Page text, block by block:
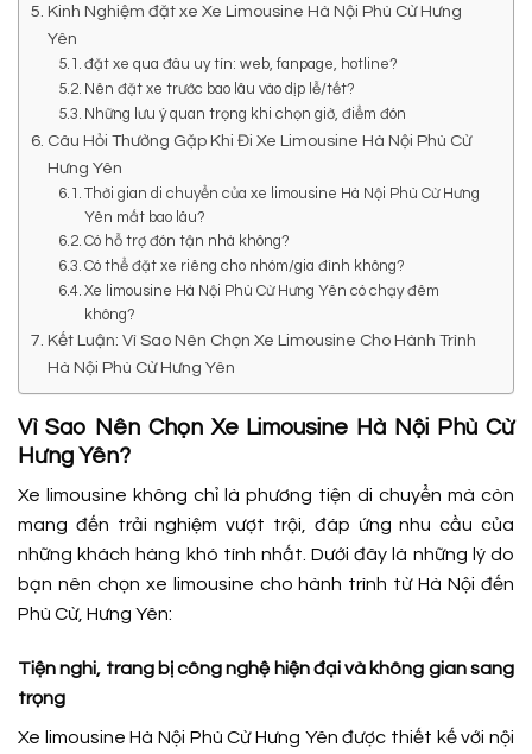
Kinh Nghiệm đặt xe Xe Limousine Hà Nội Phù Cừ Hưng
Yên
đặt xe qua đâu uy tín: web, fanpage, hotline?
Nên đặt xe trước bao lâu vào dịp lễ/tết?
Những lưu ý quan trọng khi chọn giờ, điểm đón
Câu Hỏi Thường Gặp Khi Đi Xe Limousine Hà Nội Phù Cừ
Hưng Yên
Thời gian di chuyển của xe limousine Hà Nội Phù Cừ Hưng
Yên mất bao lâu?
Có hỗ trợ đón tận nhà không?
Có thể đặt xe riêng cho nhóm/gia đình không?
Xe limousine Hà Nội Phù Cừ Hưng Yên có chạy đêm
không?
Kết Luận: Vì Sao Nên Chọn Xe Limousine Cho Hành Trình
Hà Nội Phù Cừ Hưng Yên
Vì Sao Nên Chọn Xe Limousine Hà Nội Phù Cừ
Hưng Yên?
Xe limousine không chỉ là phương tiện di chuyển mà còn
mang đến trải nghiệm vượt trội, đáp ứng nhu cầu của
những khách hàng khó tính nhất. Dưới đây là những lý do
bạn nên chọn xe limousine cho hành trình từ Hà Nội đến
Phù Cừ, Hưng Yên:
Tiện nghi, trang bị công nghệ hiện đại và không gian sang
trọng
Xe limousine Hà Nội Phù Cừ Hưng Yên được thiết kế với nội